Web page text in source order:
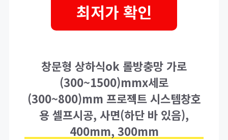
최저가 확인
창문형 상하식ok 롤방충망 가로
(300~1500)mmx세로
(300~800)mm 프로젝트 시스템창호
용 셀프시공, 사면(하단 바 있음),
400mm, 300mm